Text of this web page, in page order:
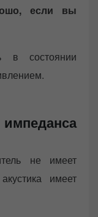
если вы
в состоянии
не имеет
имеет